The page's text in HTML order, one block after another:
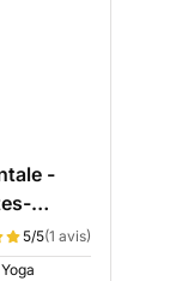
-
5/5(1 avis)
Yoga